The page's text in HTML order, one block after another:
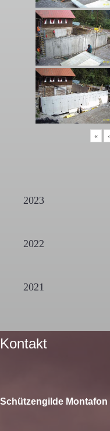
« ‹
2023
2022
2021
Kontakt
Schützengilde Montafon